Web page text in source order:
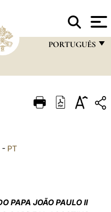
PORTUGUÊS
ITALIANO
العربيّة
PT
PAPA JOÃO PAULO II